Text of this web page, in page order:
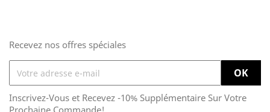
Recevez nos offres spéciales
Inscrivez-Vous et Recevez -10% Supplémentaire Sur Votre
Prochaine Commande!